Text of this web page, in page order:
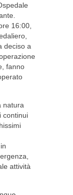
16:00,
deciso a
fanno
natura
continui
attività